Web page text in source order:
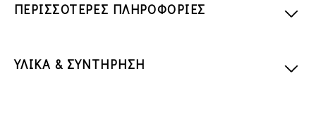
ΠΕΡΙΣΣΟΤΕΡΕΣ ΠΛΗΡΟΦΟΡΙΕΣ
ΥΛΙΚΑ & ΣΥΝΤΗΡΗΣΗ